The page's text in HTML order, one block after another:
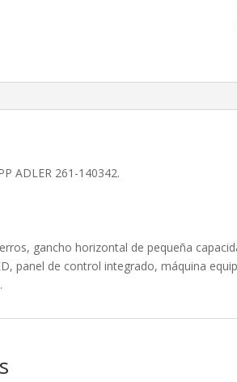
ADLER 261-140342.
gancho horizontal de pequeña
panel de control integrado, máquina